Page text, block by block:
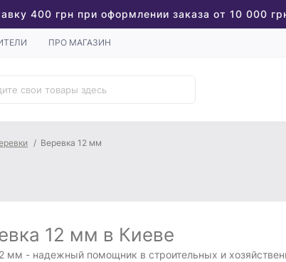
400 грн при оформлении заказа от 10 000
ПРО МАГАЗИН
Веревка 12 мм
12 мм в Киеве
мм - надежный помощник в строительных и